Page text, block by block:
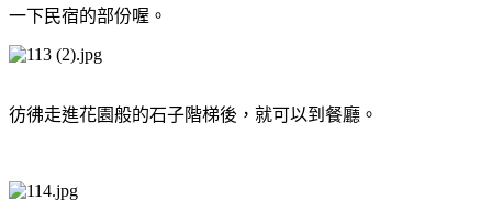
一下民宿的部份喔。
彷彿走進花園般的石子階梯後，就可以到餐廳。